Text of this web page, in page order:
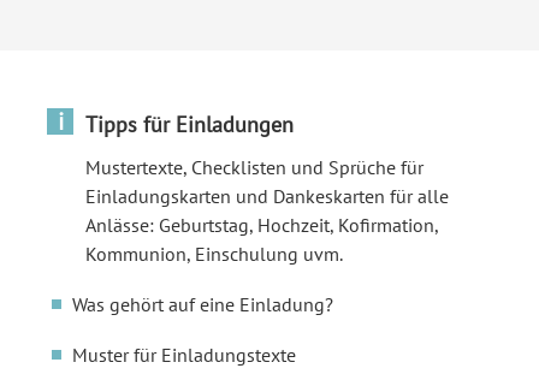
i Tipps für Einladungen
Mustertexte, Checklisten und Sprüche für
Einladungskarten und Dankeskarten für alle
Anlässe: Geburtstag, Hochzeit, Kofirmation,
Kommunion, Einschulung uvm.
Was gehört auf eine Einladung?
Muster für Einladungstexte